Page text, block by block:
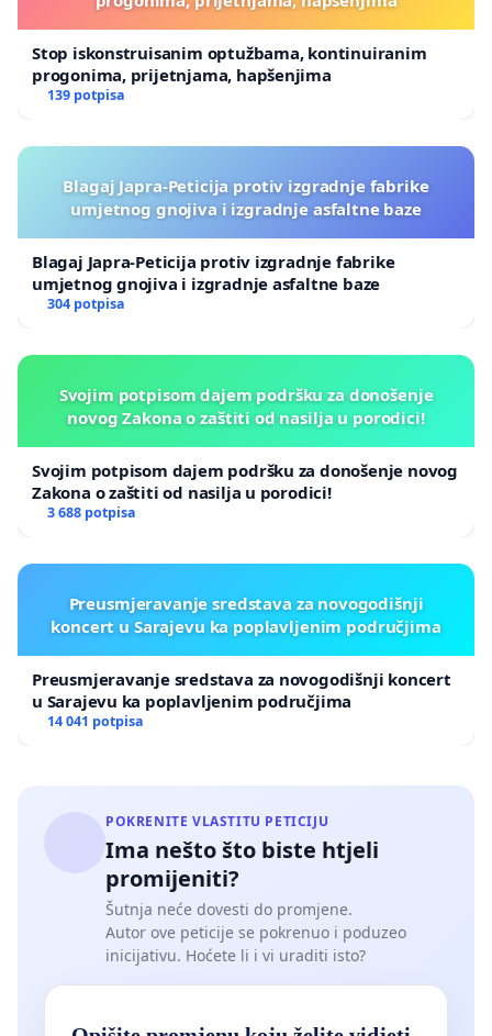
Stop iskonstruisanim optužbama, kontinuiranim
progonima, prijetnjama, hapšenjima
139 potpisa
Blagaj Japra-Peticija protiv izgradnje fabrike
umjetnog gnojiva i izgradnje asfaltne baze
Blagaj Japra-Peticija protiv izgradnje fabrike
umjetnog gnojiva i izgradnje asfaltne baze
304 potpisa
Svojim potpisom dajem podršku za donošenje
novog Zakona o zaštiti od nasilja u porodici!
Svojim potpisom dajem podršku za donošenje novog
Zakona o zaštiti od nasilja u porodici!
3 688 potpisa
Preusmjeravanje sredstava za novogodišnji
koncert u Sarajevu ka poplavljenim područjima
Preusmjeravanje sredstava za novogodišnji koncert
u Sarajevu ka poplavljenim područjima
14 041 potpisa
POKRENITE VLASTITU PETICIJU
Ima nešto što biste htjeli
promijeniti?
Šutnja neće dovesti do promjene.
Autor ove peticije se pokrenuo i poduzeo
inicijativu. Hoćete li i vi uraditi isto?